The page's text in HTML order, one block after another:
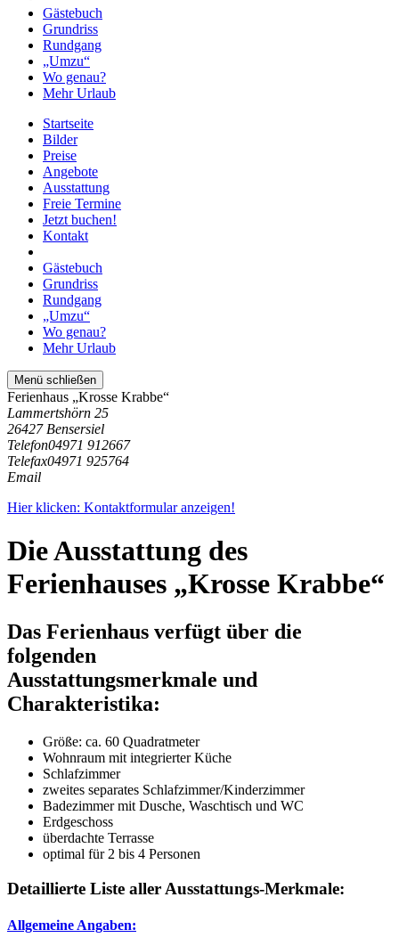
Gästebuch
Grundriss
Rundgang
„Umzu“
Wo genau?
Mehr Urlaub
Startseite
Bilder
Preise
Angebote
Ausstattung
Freie Termine
Jetzt buchen!
Kontakt
Gästebuch
Grundriss
Rundgang
„Umzu“
Wo genau?
Mehr Urlaub
Menü schließen
Ferienhaus „Krosse Krabbe“
Lammertshörn 25
26427 Bensersiel
Telefon04971 912667
Telefax04971 925764
Email
Hier klicken: Kontaktformular anzeigen!
Die Ausstattung des
Ferienhauses „Krosse Krabbe“
Das Ferienhaus verfügt über die
folgenden
Ausstattungsmerkmale und
Charakteristika:
Größe: ca. 60 Quadratmeter
Wohnraum mit integrierter Küche
Schlafzimmer
zweites separates Schlafzimmer/Kinderzimmer
Badezimmer mit Dusche, Waschtisch und WC
Erdgeschoss
überdachte Terrasse
optimal für 2 bis 4 Personen
Detaillierte Liste aller Ausstattungs-Merkmale:
Allgemeine Angaben: